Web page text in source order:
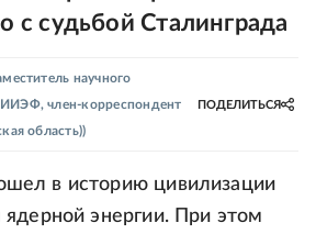
с судьбой Сталинграда
научного
член-корреспондент
область))
ПОДЕЛИТЬСЯ
в историю цивилизации
ядерной энергии. При этом